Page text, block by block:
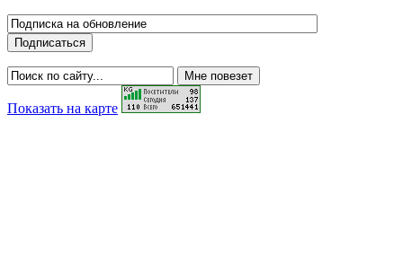
Показать на карте